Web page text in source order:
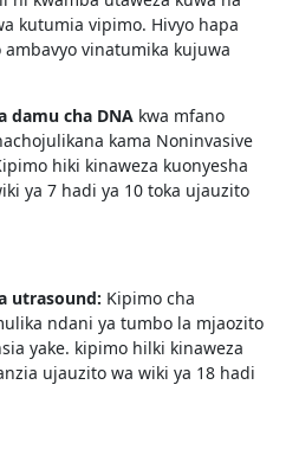
kutumia vipimo. Hivyo hapa
vinatumika kujuwa
damu cha DNAkwa mfano
kama Noninvasive
hiki kinaweza kuonyesha
ya 7 hadi ya 10 toka ujauzito
utrasound: Kipimo cha
ndani ya tumbo la mjaozito
yake. kipimo hilki kinaweza
ujauzito wa wiki ya 18 hadi